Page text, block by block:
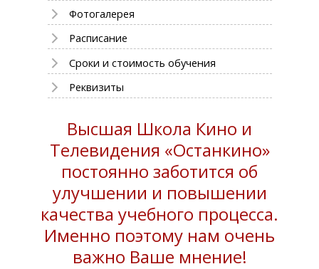
Фотогалерея
Расписание
Сроки и стоимость обучения
Реквизиты
Высшая Школа Кино и
Телевидения «Останкино»
постоянно заботится об
улучшении и повышении
качества учебного процесса.
Именно поэтому нам очень
важно Ваше мнение!